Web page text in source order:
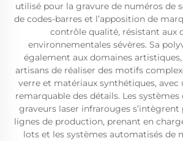
utilisé pour la gravure de numéros de
de codes-barres et l’apposition de
contrôle qualité, résistant aux
environnementales sévères. Sa
également aux domaines
artisans de réaliser des motifs
verre et matériaux synthétiques,
remarquable des détails. Les
graveurs laser infrarouges
lignes de production, prenant en
lots et les systèmes automatisés de